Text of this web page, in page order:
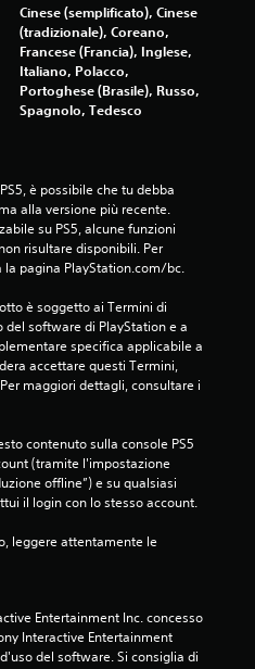
d
a
3
4
1
v
a
l
u
a
z
n
Cinese (semplificato), Cinese
(tradizionale), Coreano,
Francese (Francia), Inglese,
Italiano, Polacco,
Portoghese (Brasile), Russo,
Spagnolo, Tedesco
è possibile che tu debba
alla versione più recente.
su PS5, alcune funzioni
risultare disponibili. Per
pagina PlayStation.com/bc.
è soggetto ai Termini di
software di PlayStation e a
specifica applicabile a
accettare questi Termini,
maggiori dettagli, consultare i
contenuto sulla console PS5
(tramite l'impostazione
offline”) e su qualsiasi
il login con lo stesso account.
leggere attentamente le
Entertainment Inc. concesso
Interactive Entertainment
del software. Si consiglia di